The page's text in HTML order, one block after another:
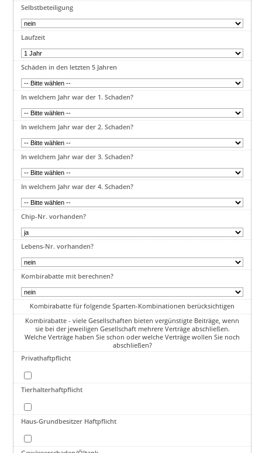
Selbstbeteiligung
Laufzeit
Schäden in den letzten 5 Jahren
In welchem Jahr war der 1. Schaden?
In welchem Jahr war der 2. Schaden?
In welchem Jahr war der 3. Schaden?
In welchem Jahr war der 4. Schaden?
Chip-Nr. vorhanden?
Lebens-Nr. vorhanden?
Kombirabatte mit berechnen?
Kombirabatte für folgende Sparten-Kombinationen berücksichtigen
Kombirabatte - viele Gesellschaften bieten vergünstigte Beiträge, wenn
sie bei der jeweiligen Gesellschaft mehrere Verträge abschließen.
Welche Verträge haben Sie schon oder welche Verträge wollen Sie noch
abschließen?
Privathaftpflicht
Tierhalterhaftpflicht
Haus-Grundbesitzer Haftpflicht